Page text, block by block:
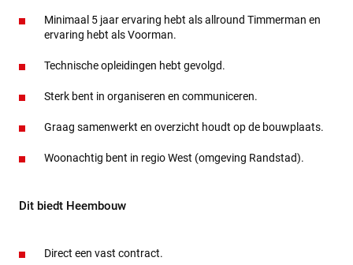
Minimaal 5 jaar ervaring hebt als allround Timmerman en
ervaring hebt als Voorman.
Technische opleidingen hebt gevolgd.
Sterk bent in organiseren en communiceren.
Graag samenwerkt en overzicht houdt op de bouwplaats.
Woonachtig bent in regio West (omgeving Randstad).
Dit biedt Heembouw
Direct een vast contract.